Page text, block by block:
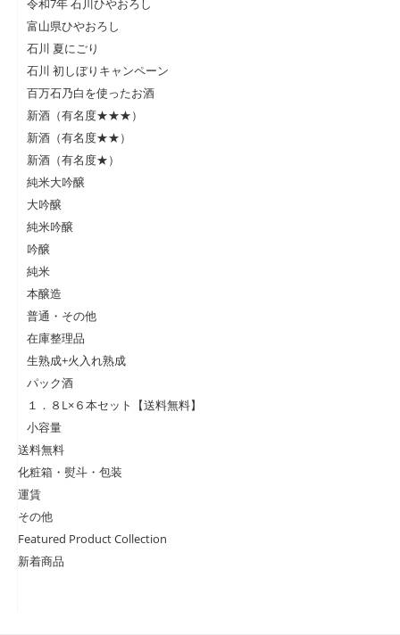
令和7年 石川ひやおろし
富山県ひやおろし
石川 夏にごり
石川 初しぼりキャンペーン
百万石乃白を使ったお酒
新酒（有名度★★★）
新酒（有名度★★）
新酒（有名度★）
純米大吟醸
大吟醸
純米吟醸
吟醸
純米
本醸造
普通・その他
在庫整理品
生熟成+火入れ熟成
パック酒
１．８L×６本セット【送料無料】
小容量
送料無料
化粧箱・熨斗・包装
運賃
その他
Featured Product Collection
新着商品